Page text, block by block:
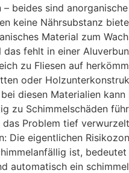
– beides sind
keine Nährsubstanz
Material zum
das fehlt in einer
zu Fliesen auf
oder
diesen Materialien
zu Schimmelschäden
das Problem tief
Die eigentlichen
ist,
automatisch ein